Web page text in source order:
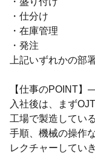
・仕分け
・在庫管理
・発注
上記いずれかの部
【仕事の
入社後は、まず
工場で製造してい
手順、機械の操作
レクチャーしてい